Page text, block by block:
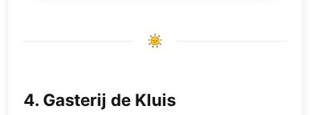
4. Gasterij de Kluis